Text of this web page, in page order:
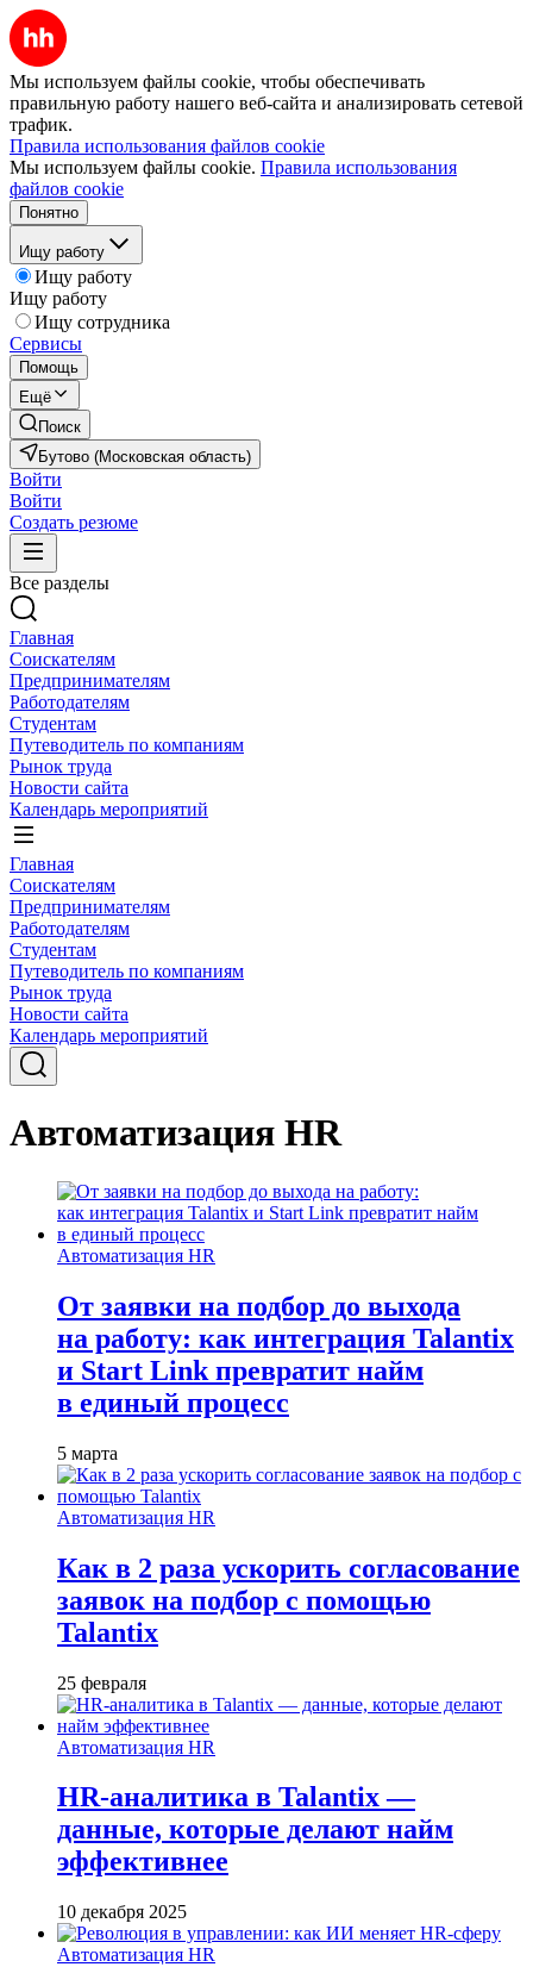
Мы используем файлы cookie, чтобы обеспечивать
правильную работу нашего веб-сайта и анализировать сетевой
трафик.
Правила использования файлов cookie
Мы используем файлы cookie. Правила использования
файлов cookie
Понятно
Ищу работу
Ищу работу
Ищу работу
Ищу сотрудника
Сервисы
Помощь
Ещё
Поиск
Бутово (Московская область)
Войти
Войти
Создать резюме
Все разделы
Главная
Соискателям
Предпринимателям
Работодателям
Студентам
Путеводитель по компаниям
Рынок труда
Новости сайта
Календарь мероприятий
Главная
Соискателям
Предпринимателям
Работодателям
Студентам
Путеводитель по компаниям
Рынок труда
Новости сайта
Календарь мероприятий
Автоматизация HR
Автоматизация HR
От заявки на подбор до выхода
на работу: как интеграция Talantix
и Start Link превратит найм
в единый процесс
5 марта
Автоматизация HR
Как в 2 раза ускорить согласование
заявок на подбор с помощью
Talantix
25 февраля
Автоматизация HR
HR-аналитика в Talantix —
данные, которые делают найм
эффективнее
10 декабря 2025
Автоматизация HR